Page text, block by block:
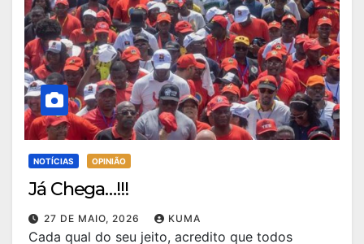
NOTÍCIAS OPINIÃO
Já Chega…!!!
27 DE MAIO, 2026 KUMA
Cada qual do seu jeito, acredito que todos